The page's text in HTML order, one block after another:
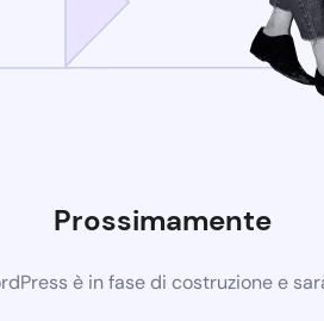
Prossimamente
è in fase di costruzione e